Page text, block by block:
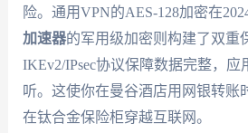
险。通用VPN的AES-128加密在
加速器的军用级加密则构建了双重
IKEv2/IPsec协议保障数据完整，应
听。这使你在曼谷酒店用网银转账
在钛合金保险柜穿越互联网。